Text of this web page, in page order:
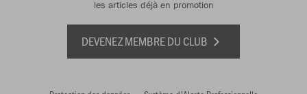
les articles déjà en promotion
DEVENEZ MEMBRE DU CLUB